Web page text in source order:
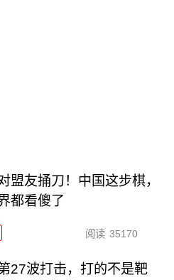
盟友捅刀！中国这步棋，
都看傻了
阅读 35170
27波打击，打的不是靶